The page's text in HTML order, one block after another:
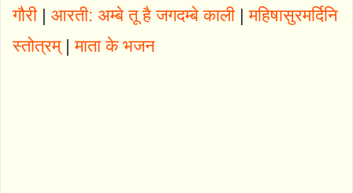
गौरी| आरती: अम्बे तू है जगदम्बे काली|महिषासुरमर्दिनि
स्तोत्रम्|माता के भजन